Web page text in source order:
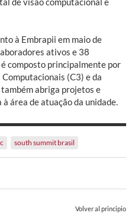
à Embrapii em maio de
ativos e 38
composto principalmente por
(C3) e da
também abriga projetos e
área de atuação da unidade.
south summit brasil
Volver al principio